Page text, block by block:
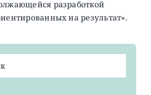
разработкой
на результат».